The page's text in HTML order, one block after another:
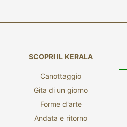
SCOPRI IL KERALA
Canottaggio
Gita di un giorno
Forme d'arte
Andata e ritorno